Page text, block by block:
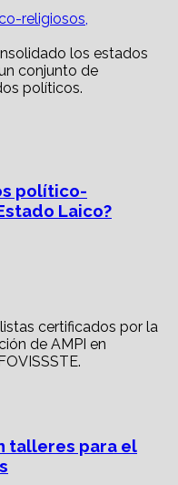
religiosos,
político-
Laico?
talleres para el